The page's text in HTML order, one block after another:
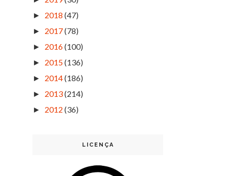
► 2018 (47)
► 2017(78)
► 2016(100)
► 2015(136)
► 2014(186)
► 2013(214)
► 2012 (36)
LICENÇA